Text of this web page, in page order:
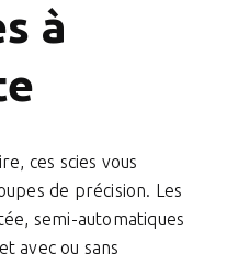
à
ces scies vous
de précision. Les
semi-automatiques
avec ou sans